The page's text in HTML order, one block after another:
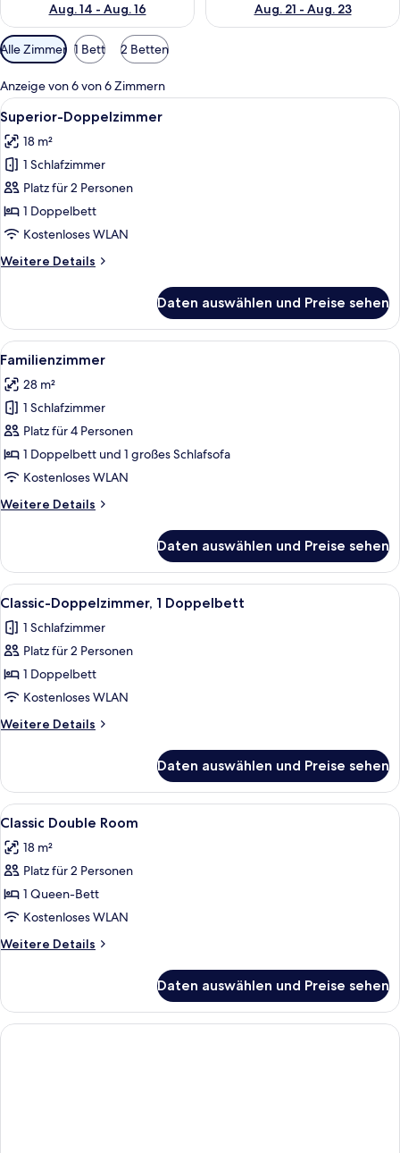
Aug. 14 - Aug. 16
Aug. 21 - Aug. 23
Verfügbare
Filter
für
Zimmer
Alle Zimmer 1 Bett 2 Betten
Anzeige von 6 von 6 Zimmern
Alle
Fotos
für
Superior-
Doppelzimmer
anzeigen
Ein Hotelzimmer mit Bett, Nachttisch
4
Superior-Doppelzimmer
18 m²
1 Schlafzimmer
Platz für 2 Personen
1 Doppelbett
Kostenloses WLAN
Weitere Details
Weitere
Doppelzimmer
Daten auswählen und Preise sehen
Alle
Fotos
für
Familienzimmer
anzeigen
Ein Balkon mit Tisch und Stühlen,
5
Familienzimmer
28 m²
1 Schlafzimmer
Platz für 4 Personen
1 Doppelbett und 1 großes Schlafsofa
Kostenloses WLAN
Weitere Details
Weitere
Daten auswählen und Preise sehen
Alle
Fotos
für
Classic-
Doppelzimmer,
1
Doppelbett
anzeigen
Ein Hotelzimmer mit einem großen
3
Classic-Doppelzimmer, 1 Doppelbett
1 Schlafzimmer
Platz für 2 Personen
1 Doppelbett
Kostenloses WLAN
Weitere Details
Weitere
Doppelzimmer,
Doppelbett
Daten auswählen und Preise sehen
Alle
Fotos
für
Classic
Double
Room
anzeigen
Ein Hotelzimmer mit einem großen
3
Classic Double Room
18 m²
Platz für 2 Personen
1 Queen-Bett
Kostenloses WLAN
Weitere Details
Weitere
Double
Room
Daten auswählen und Preise sehen